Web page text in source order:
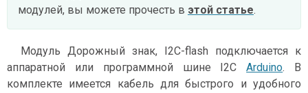
модулей, вы можете прочесть в этой статье.
Модуль Дорожный знак, I2C-flash подключается к
аппаратной или программной шине I2CArduino. В
комплекте имеется кабель для быстрого и удобного